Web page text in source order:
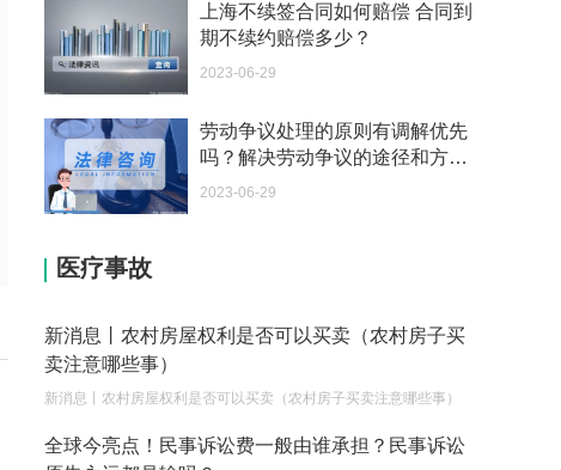
如何续签居住证 我的1月7日到期
2023-05-04
关报案？
2023-05-04
你好 我需要申请去美国结婚的签证 过程是什么？
2023-05-04
的企业委托外贸公司进出口贸易时，相关当事人的
权利和责任是什么？
2023-05-04
单纯的遗产赠要缴税吗？
2023-05-05
上海不续签合同如何赔偿 合同到
期不续约赔偿多少？
2023-06-29
劳动争议处理的原则有调解优先
吗？解决劳动争议的途径和方法
有哪些？-每日速看
2023-06-29
医疗事故
新消息丨农村房屋权利是否可以买卖（农村房子买
卖注意哪些事）
新消息丨农村房屋权利是否可以买卖（农村房子买卖注意哪些事）
全球今亮点！民事诉讼费一般由谁承担？民事诉讼